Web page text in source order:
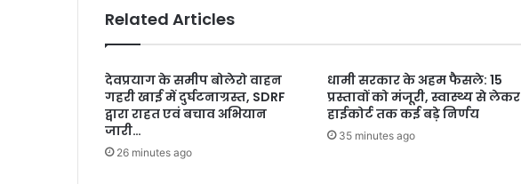
Related Articles
देवप्रयाग के समीप बोलेरो वाहन
गहरी खाई में दुर्घटनाग्रस्त, SDRF
द्वारा राहत एवं बचाव अभियान
जारी…
26 minutes ago
धामी सरकार के अहम फैसले: 15
प्रस्तावों को मंजूरी, स्वास्थ्य से लेकर
हाईकोर्ट तक कई बड़े निर्णय
35 minutes ago